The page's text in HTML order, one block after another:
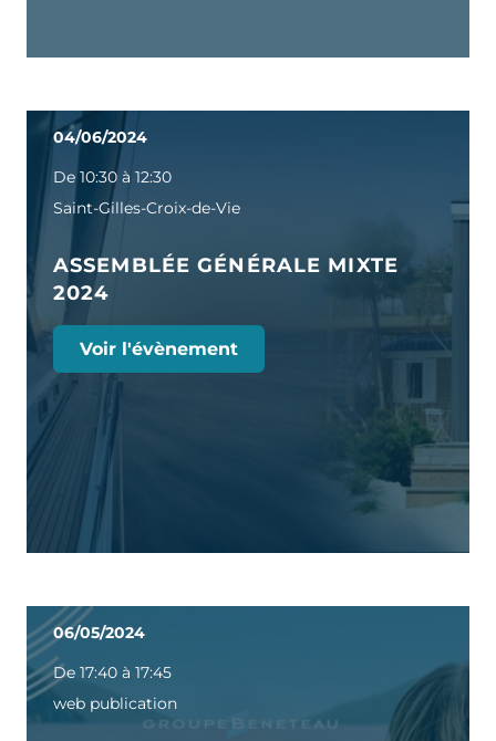
04/06/2024
De 10:30 à 12:30
Saint-Gilles-Croix-de-Vie
ASSEMBLÉE GÉNÉRALE MIXTE
2024
Voir l'évènement
06/05/2024
De 17:40 à 17:45
web publication